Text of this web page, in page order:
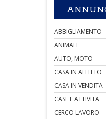
ABBIGLIAMENTO
ANIMALI
AUTO, MOTO
CASA IN AFFITTO
CASA IN VENDITA
CASE E ATTIVITA'
CERCO LAVORO